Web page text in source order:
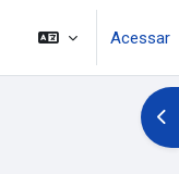
Acessar